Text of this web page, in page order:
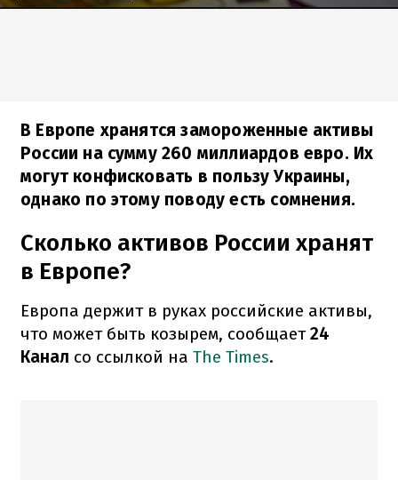
В Европе хранятся замороженные активы
России на сумму 260 миллиардов евро. Их
могут конфисковать в пользу Украины,
однако по этому поводу есть сомнения.
Сколько активов России хранят
в Европе?
Европа держит в руках российские активы,
что может быть козырем, сообщает24
Канал со ссылкой на The Times.